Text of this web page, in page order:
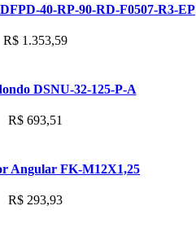
40-RP-90-RD-F0507-R3-EP
R$1.353,59
DSNU-32-125-P-A
R$693,51
Angular FK-M12X1,25
R$293,93